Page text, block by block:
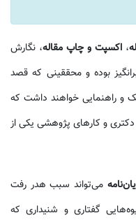
،اکسپت و چاپ مقاله، نگارش
بوده و محققینی که قصد
و راهنمایی خواهند داشت که
و کارهای پژوهشی یکی از
می‌تواند سبب هدر رفت
گفتاری و شنیداری که